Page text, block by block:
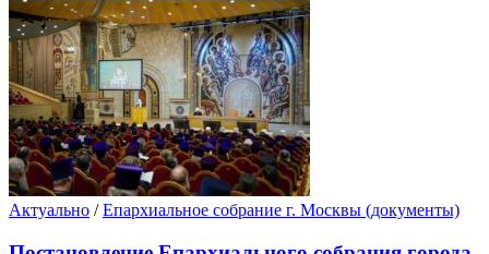
Актуально /Епархиальное собрание г. Москвы (документы)